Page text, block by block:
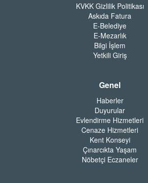
KVKK Gizlilik Politikası
Askıda Fatura
E-Belediye
E-Mezarlık
Bilgi İşlem
Yetkili Giriş
Genel
Haberler
Duyurular
Evlendirme Hizmetleri
Cenaze Hizmetleri
Kent Konseyi
Çınarcıkta Yaşam
Nöbetçi Eczaneler